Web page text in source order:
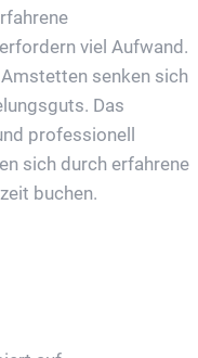
viel Aufwand.
senken sich
Das
professionell
sich durch erfahrene
buchen.